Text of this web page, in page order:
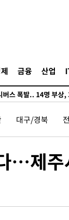
금융 산업
앙·서울·경기도 선
원
오른 6365.07
버스 폭발.. 14명 부상,
'폭염중대경보'
"과 대치로 남부 케슘
…나스닥 0.06%↓
대표 구속 송치
멕시코산 할라피뇨
대구/경북
…제